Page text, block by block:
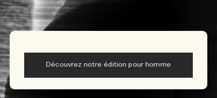
Découvrez notre édition pour homme